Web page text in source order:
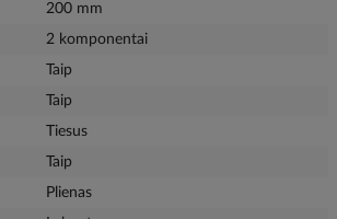
200 mm
2 komponentai
Taip
Taip
Tiesus
Taip
Plienas